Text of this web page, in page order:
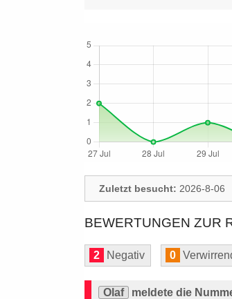
Zuletzt besucht: 2026-8-06
BEWERTUNGEN ZUR
2 Negativ 0
Olaf
meldete die